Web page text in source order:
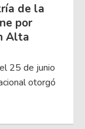
de la
por
Alta
25 de junio
otorgó